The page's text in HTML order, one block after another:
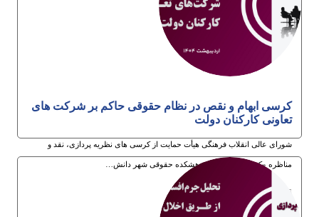
کرسی ابهام و نقص در نظام حقوقی حاکم بر شرکت های
تعاونی کارکنان دولت
شورای عالی انقلاب فرهنگی هیأت حمایت از کرسی های نظریه پردازی، نقد و
مناظره «کرسی ترویجی» پژوهشکده حقوقی شهر دانش…
6ام اردیبهشت 1404